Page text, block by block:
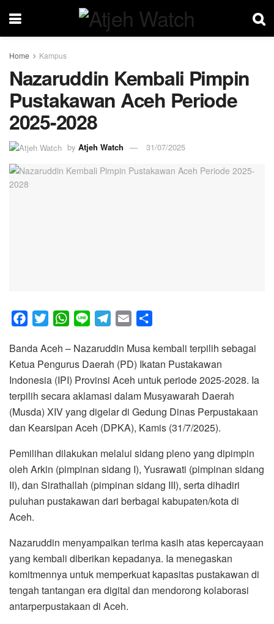
Home Kampus
Nazaruddin Kembali Pimpin
Pustakawan Aceh Periode
2025-2028
by Atjeh Watch 31/07/2025
c
e
b
o
o
k
i
t
t
e
r
W
a
t
s
A
p
p
n
e
l
e
g
r
a
m
a
i
l
a
r
e
Banda Aceh – Nazaruddin Musa kembali terpilih sebagai
Ketua Pengurus Daerah (PD) Ikatan Pustakawan
Indonesia (IPI) Provinsi Aceh untuk periode 2025-2028. Ia
terpilih secara aklamasi dalam Musyawarah Daerah
(Musda) XIV yang digelar di Gedung Dinas Perpustakaan
dan Kearsipan Aceh (DPKA), Kamis (31/7/2025).
Pemilihan dilakukan melalui sidang pleno yang dipimpin
oleh Arkin (pimpinan sidang I), Yusrawati (pimpinan sidang
II), dan Sirathallah (pimpinan sidang III), serta dihadiri
puluhan pustakawan dari berbagai kabupaten/kota di
Aceh.
Nazaruddin menyampaikan terima kasih atas kepercayaan
yang kembali diberikan kepadanya. Ia menegaskan
komitmennya untuk memperkuat kapasitas pustakawan di
tengah tantangan era digital dan mendorong kolaborasi
antarperpustakaan di Aceh.